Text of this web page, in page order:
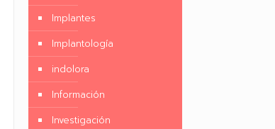
Implantes
Implantología
indolora
Información
Investigación